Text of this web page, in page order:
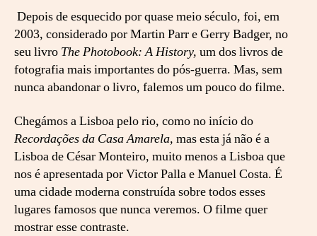
a
Depois de esquecido por quase meio século, foi, em
2003, considerado por Martin Parr e Gerry Badger, no
seu livro The Photobook: A History, um dos livros de
fotografia mais importantes do pós-guerra. Mas, sem
nunca abandonar o livro, falemos um pouco do filme.
Chegámos a Lisboa pelo rio, como no início do
Recordações da Casa Amarela, mas esta já não é a
Lisboa de César Monteiro, muito menos a Lisboa que
nos é apresentada por Victor Palla e Manuel Costa. É
uma cidade moderna construída sobre todos esses
lugares famosos que nunca veremos. O filme quer
mostrar esse contraste.